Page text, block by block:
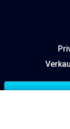
Hinweis bei